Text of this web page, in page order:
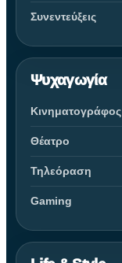
Συνεντεύξεις
Ψυχαγωγία
Κινηματογράφος
Θέατρο
Τηλεόραση
Gaming